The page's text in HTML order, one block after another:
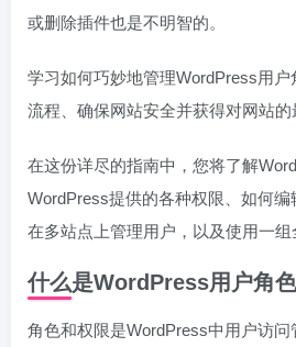
或删除插件也是不明智的。
学习如何巧妙地管理WordPress用
流程、确保网站安全并获得对网站的
在这份详尽的指南中，您将了解
WordPress提供的各种权限、如何
在多站点上管理用户，以及使用一组
什么是WordPress用户角
角色和权限是WordPress中用户访